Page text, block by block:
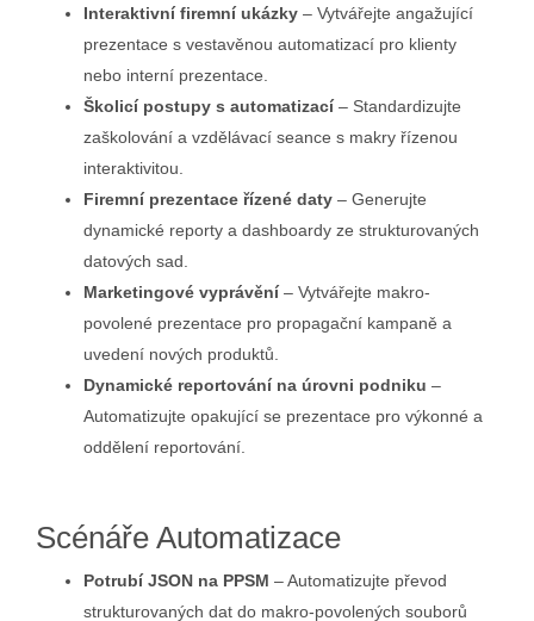
Interaktivní firemní ukázky – Vytvářejte angažující
prezentace s vestavěnou automatizací pro klienty
nebo interní prezentace.
Školicí postupy s automatizací– Standardizujte
zaškolování a vzdělávací seance s makry řízenou
interaktivitou.
Firemní prezentace řízené daty – Generujte
dynamické reporty a dashboardy ze strukturovaných
datových sad.
Marketingové vyprávění– Vytvářejte makro-
povolené prezentace pro propagační kampaně a
uvedení nových produktů.
Dynamické reportování na úrovni podniku –
Automatizujte opakující se prezentace pro výkonné a
oddělení reportování.
Scénáře Automatizace
Potrubí JSON na PPSM – Automatizujte převod
strukturovaných dat do makro-povolených souborů